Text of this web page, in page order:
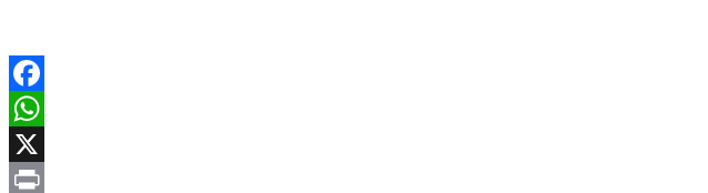
Facebook
WhatsApp
X